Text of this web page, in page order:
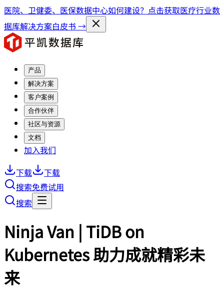
医院、卫健委、医保数据中心如何建设？点击获取医疗行业数
据库解决方案白皮书 →
产品
解决方案
客户案例
合作伙伴
社区与资源
文档
加入我们
下载
下载
搜索免费试用
搜索
Ninja Van | TiDB on
Kubernetes 助力成就精彩未
来